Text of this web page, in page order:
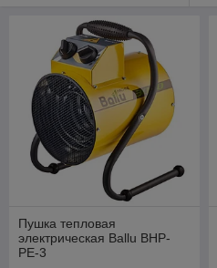
Пушка тепловая
электрическая Ballu BHP-
PE-3